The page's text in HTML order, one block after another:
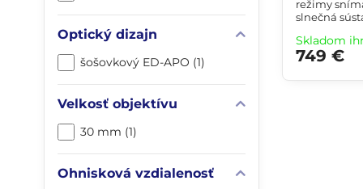
režimy
slnečná
filtre: UV/
filter,
redukcia
Skladom
749 €
Optický dizajn
šošovkový ED-APO (1)
Velkosť objektívu
30 mm (1)
Ohnisková vzdialenosť